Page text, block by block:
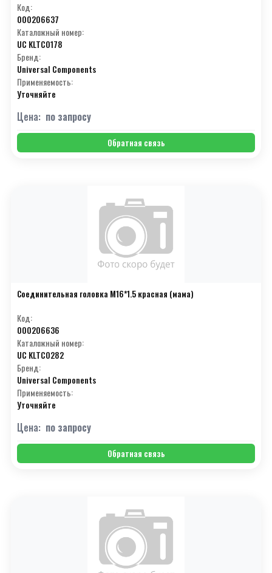
Код:
000206637
Каталожный номер:
UC KLTC0178
Бренд:
Universal Components
Применяемость:
Уточняйте
Цена: по запросу
Обратная связь
Соединительная головка М16*1.5 красная (мама)
Код:
000206636
Каталожный номер:
UC KLTC0282
Бренд:
Universal Components
Применяемость:
Уточняйте
Цена: по запросу
Обратная связь